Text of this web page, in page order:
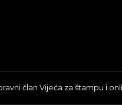
član Vijeća za štampu i